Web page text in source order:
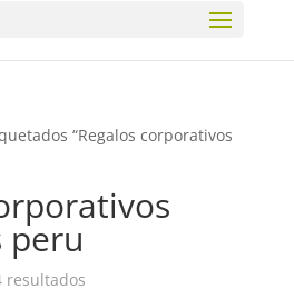
“Regalos corporativos
peru
resultados